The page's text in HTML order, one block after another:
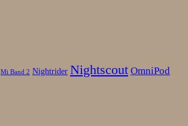
Mi Band 2 Nightrider Nightscout OmniPod